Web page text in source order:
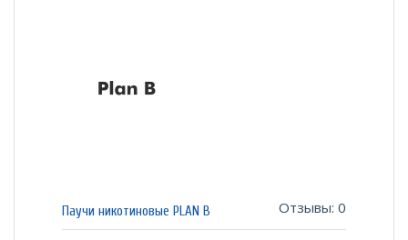
Отзывы: 0
Паучи никотиновые PLAN B